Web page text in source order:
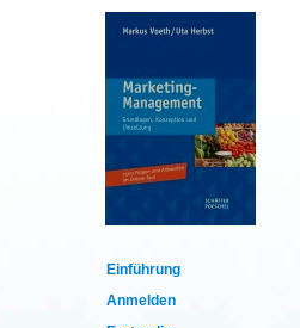
Einführung
Anmelden